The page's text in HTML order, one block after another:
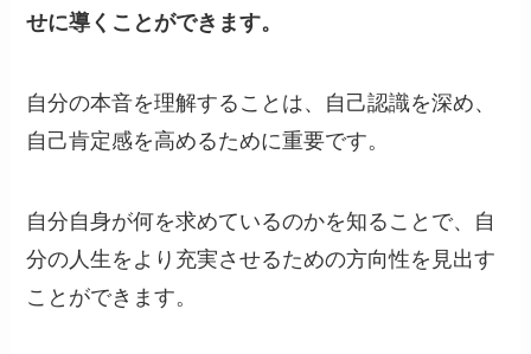
せに導くことができます。
自分の本音を理解することは、自己認識を深め、
自己肯定感を高めるために重要です。
自分自身が何を求めているのかを知ることで、自
分の人生をより充実させるための方向性を見出す
ことができます。